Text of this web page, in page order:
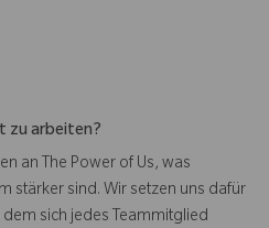
zu arbeiten?
an The Power of Us, was
stärker sind. Wir setzen uns dafür
sich jedes Teammitglied